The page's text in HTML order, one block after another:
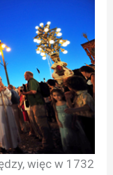
więc w 1732